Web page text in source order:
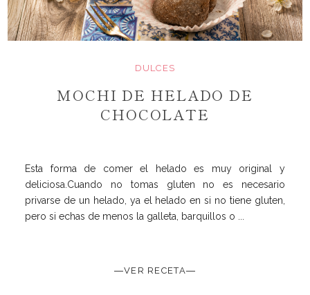
DULCES
MOCHI DE HELADO DE
CHOCOLATE
Esta forma de comer el helado es muy original y
deliciosa.Cuando no tomas gluten no es necesario
privarse de un helado, ya el helado en si no tiene gluten,
pero si echas de menos la galleta, barquillos o ...
―VER RECETA―